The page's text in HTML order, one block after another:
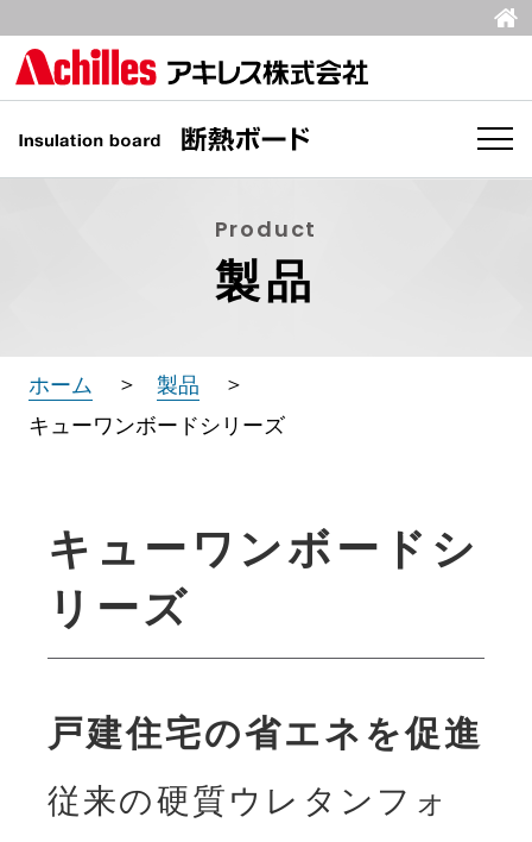
ホーム
製品
キューワンボードシリーズ
Product
製品
キューワンボードシ
リーズ
戸建住宅の省エネを促進
従来の硬質ウレタンフォ